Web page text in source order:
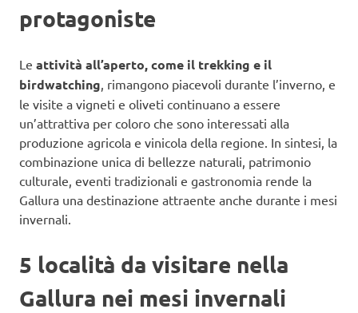
protagoniste
Le attività all’aperto, come il trekking e il
birdwatching, rimangono piacevoli durante l’inverno, e
le visite a vigneti e oliveti continuano a essere
un’attrattiva per coloro che sono interessati alla
produzione agricola e vinicola della regione. In sintesi, la
combinazione unica di bellezze naturali, patrimonio
culturale, eventi tradizionali e gastronomia rende la
Gallura una destinazione attraente anche durante i mesi
invernali.
5 località da visitare nella
Gallura nei mesi invernali